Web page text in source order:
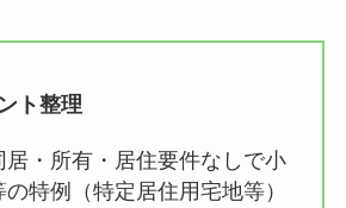
ト整理
居・所有・居住要件なしで小
特例（特定居住用宅地等）